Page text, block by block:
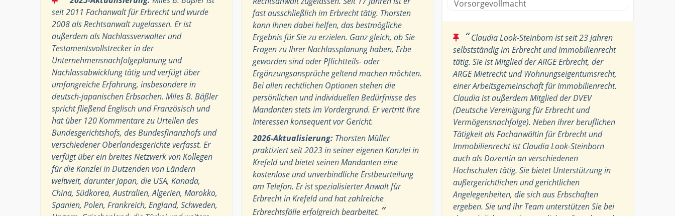
seit 2011 Fachanwalt für Erbrecht und wurde
2008 als Rechtsanwalt zugelassen. Er ist
außerdem als Nachlassverwalter und
Testamentsvollstrecker in der
Unternehmensnachfolgeplanung und
Nachlassabwicklung tätig und verfügt über
umfangreiche Erfahrung, insbesondere in
deutsch-japanischen Erbsachen. Miles B. Bäßler
spricht fließend Englisch und Französisch und
hat über 120 Kommentare zu Urteilen des
Bundesgerichtshofs, des Bundesfinanzhofs und
verschiedener Oberlandesgerichte verfasst. Er
verfügt über ein breites Netzwerk von Kollegen
für die Kanzlei in Dutzenden von Ländern
weltweit, darunter Japan, die USA, Kanada,
China, Südkorea, Australien, Algerien, Marokko,
Spanien, Polen, Frankreich, England, Schweden,
fast ausschließlich im Erbrecht tätig. Thorsten
kann Ihnen dabei helfen, das bestmögliche
Ergebnis für Sie zu erzielen. Ganz gleich, ob Sie
Fragen zu Ihrer Nachlassplanung haben, Erbe
geworden sind oder Pflichtteils- oder
Ergänzungsansprüche geltend machen möchten.
Bei allen rechtlichen Optionen stehen die
persönlichen und individuellen Bedürfnisse des
Mandanten stets im Vordergrund. Er vertritt Ihre
Interessen konsequent vor Gericht.
2026-Aktualisierung:Thorsten Müller
praktiziert seit 2023 in seiner eigenen Kanzlei in
Krefeld und bietet seinen Mandanten eine
kostenlose und unverbindliche Erstbeurteilung
am Telefon. Er ist spezialisierter Anwalt für
Erbrecht in Krefeld und hat zahlreiche
Erbrechtsfälle erfolgreich bearbeitet. ”
Vorsorgevollmacht
“Claudia Look-Steinborn ist seit 23 Jahren
selbstständig im Erbrecht und Immobilienrecht
tätig. Sie ist Mitglied der ARGE Erbrecht, der
ARGE Mietrecht und Wohnungseigentumsrecht,
einer Arbeitsgemeinschaft für Immobilienrecht.
Claudia ist außerdem Mitglied der DVEV
(Deutsche Vereinigung für Erbrecht und
Vermögensnachfolge). Neben ihrer beruflichen
Tätigkeit als Fachanwältin für Erbrecht und
Immobilienrecht ist Claudia Look-Steinborn
auch als Dozentin an verschiedenen
Hochschulen tätig. Sie bietet Unterstützung in
außergerichtlichen und gerichtlichen
Angelegenheiten, die sich aus Erbschaften
ergeben. Sie und ihr Team unterstützen Sie bei